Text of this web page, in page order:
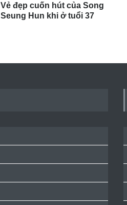
Vẻ đẹp cuốn hút của Song
Seung Hun khi ở tuổi 37